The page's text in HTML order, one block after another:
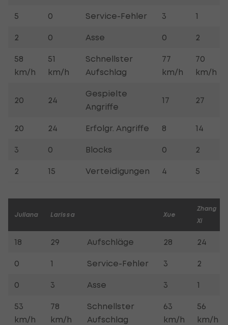
5 0 Service-Fehler 3 1
2 0 Asse 0 2
58
km/h
51
km/h
Schnellster
Aufschlag
77
km/h
70
km/h
20 24
Gespielte
Angriffe
17 27
20 24 Erfolgr. Angriffe 8 14
3 0 Blocks 0 2
2 15 Verteidigungen 4 5
Juliana Larissa Xue
Zhang
Xi
18 29 Aufschläge 28 24
0 1 Service-Fehler 3 2
0 3 Asse 3 1
53
km/h
78
km/h
Schnellster
Aufschlag
63
km/h
56
km/h